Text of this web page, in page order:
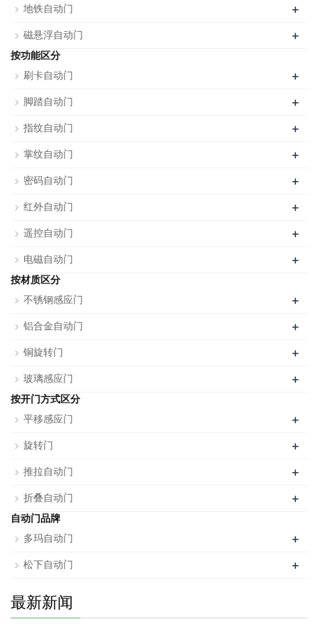
地铁自动门 +
磁悬浮自动门 +
按功能区分
刷卡自动门
+
脚踏自动门 +
指纹自动门 +
掌纹自动门 +
密码自动门 +
红外自动门 +
遥控自动门 +
电磁自动门 +
按材质区分
不锈钢感应门
+
铝合金自动门 +
铜旋转门 +
玻璃感应门 +
按开门方式区分
平移感应门
+
旋转门 +
推拉自动门 +
折叠自动门 +
自动门品牌
多玛自动门
+
松下自动门 +
最新新闻